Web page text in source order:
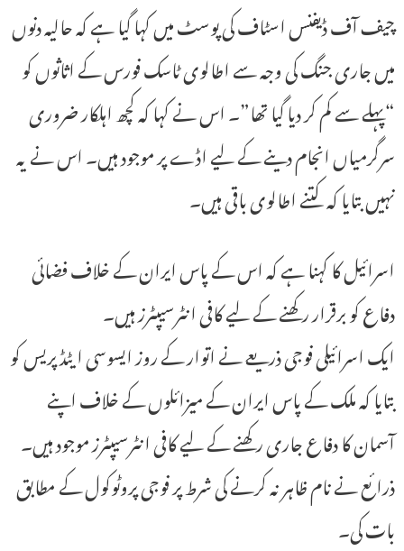
چیف آف ڈیفنس اسٹاف کی پوسٹ میں کہا گیا ہے کہ حالیہ دنوں
میں جاری جنگ کی وجہ سے اطالوی ٹاسک فورس کے اثاثوں کو
“پہلے سے کم کر دیا گیا تھا”۔ اس نے کہا کہ کچھ اہلکار ضروری
سرگرمیاں انجام دینے کے لیے اڈے پر موجود ہیں۔ اس نے یہ
نہیں بتایا کہ کتنے اطالوی باقی ہیں۔
اسرائیل کا کہنا ہے کہ اس کے پاس ایران کے خلاف فضائی
دفاع کو برقرار رکھنے کے لیے کافی انٹرسیپٹرز ہیں۔
ایک اسرائیلی فوجی ذریعے نے اتوار کے روز ایسوسی ایٹڈ پریس کو
بتایا کہ ملک کے پاس ایران کے میزائلوں کے خلاف اپنے
آسمان کا دفاع جاری رکھنے کے لیے کافی انٹرسیپٹرز موجود ہیں۔
ذرائع نے نام ظاہر نہ کرنے کی شرط پر فوجی پروٹوکول کے مطابق
بات کی۔